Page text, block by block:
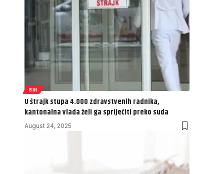
BIH
U štrajk stupa 4.000 zdravstvenih radnika,
kantonalna vlada želi ga spriječiti preko suda
August 24, 2025